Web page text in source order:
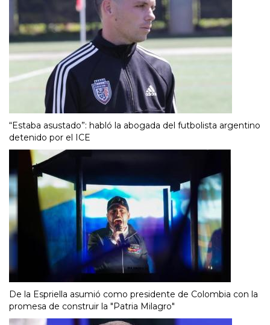
“Estaba asustado”: habló la abogada del futbolista argentino
detenido por el ICE
De la Espriella asumió como presidente de Colombia con la
promesa de construir la "Patria Milagro"